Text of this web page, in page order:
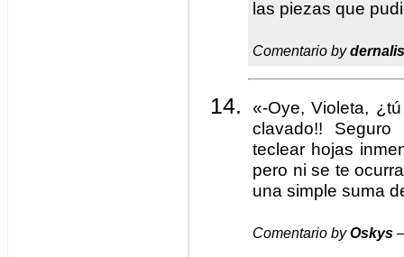
las piezas que
Comentario bydernalis
«-Oye, Violeta,
clavado!!
teclear hojas
pero ni se te
una simple suma
Comentario byOskys